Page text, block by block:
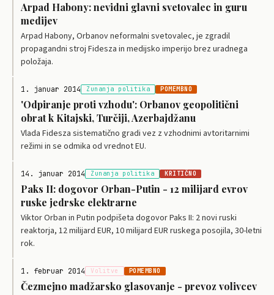
Arpad Habony: nevidni glavni svetovalec in guru
medijev
Arpad Habony, Orbanov neformalni svetovalec, je zgradil
propagandni stroj Fidesza in medijsko imperijo brez uradnega
položaja.
1. januar 2014 Zunanja politika POMEMBNO
'Odpiranje proti vzhodu': Orbanov geopolitični
obrat k Kitajski, Turčiji, Azerbajdžanu
Vlada Fidesza sistematično gradi vez z vzhodnimi avtoritarnimi
režimi in se odmika od vrednot EU.
14. januar 2014 Zunanja politika KRITIČNO
Paks II: dogovor Orban-Putin - 12 milijard evrov
ruske jedrske elektrarne
Viktor Orban in Putin podpišeta dogovor Paks II: 2 novi ruski
reaktorja, 12 milijard EUR, 10 milijard EUR ruskega posojila, 30-letni
rok.
1. februar 2014 Volitve POMEMBNO
Čezmejno madžarsko glasovanje - prevoz volivcev